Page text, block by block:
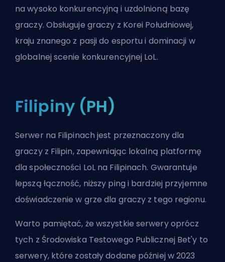
na wysoko konkurencyjną i uzdolnioną bazę
graczy. Obsługuje graczy z Korei Południowej,
kraju znanego z pasji do esportu i dominacji w
globalnej scenie konkurencyjnej LoL.
Filipiny (PH)
Serwer na Filipinach jest przeznaczony dla
graczy z Filipin, zapewniając lokalną platformę
dla społeczności LoL na Filipinach. Gwarantuje
lepszą łączność, niższy ping i bardziej przyjemne
doświadczenie w grze dla graczy z tego regionu.
Warto pamiętać, że wszystkie serwery oprócz
tych z Środowiska Testowego Publicznej Bet'y to
serwery, które zostały dodane później w 2023